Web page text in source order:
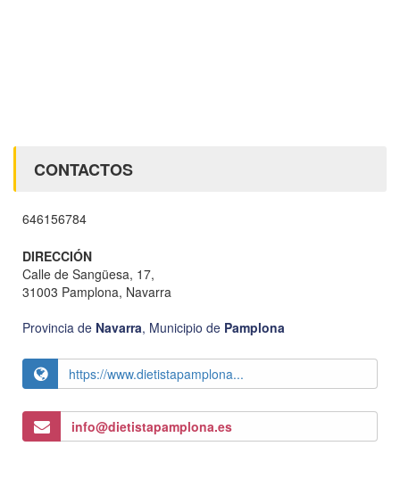
CONTACTOS
646156784
DIRECCIÓN
Calle de Sangüesa, 17,
31003 Pamplona, Navarra
Provincia de Navarra, Municipio de Pamplona
https://www.dietistapamplona...
info@dietistapamplona.es